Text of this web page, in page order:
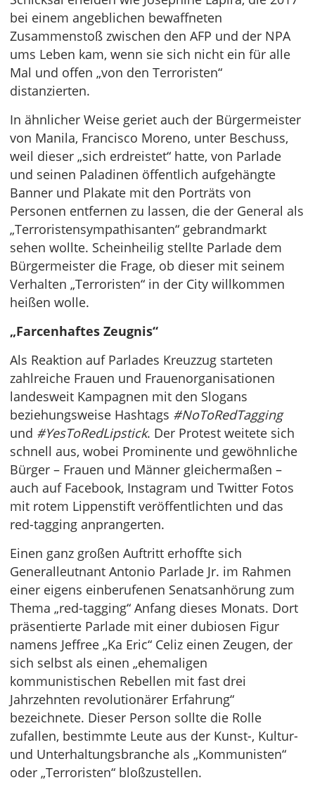
bei einem angeblichen bewaffneten
Zusammenstoß zwischen den AFP und der NPA
ums Leben kam, wenn sie sich nicht ein für alle
Mal und offen „von den Terroristen“
distanzierten.
In ähnlicher Weise geriet auch der Bürgermeister
von Manila, Francisco Moreno, unter Beschuss,
weil dieser „sich erdreistet“ hatte, von Parlade
und seinen Paladinen öffentlich aufgehängte
Banner und Plakate mit den Porträts von
Personen entfernen zu lassen, die der General als
„Terroristensympathisanten“ gebrandmarkt
sehen wollte. Scheinheilig stellte Parlade dem
Bürgermeister die Frage, ob dieser mit seinem
Verhalten „Terroristen“ in der City willkommen
heißen wolle.
„Farcenhaftes Zeugnis“
Als Reaktion auf Parlades Kreuzzug starteten
zahlreiche Frauen und Frauenorganisationen
landesweit Kampagnen mit den Slogans
beziehungsweise Hashtags #NoToRedTagging
und #YesToRedLipstick. Der Protest weitete sich
schnell aus, wobei Prominente und gewöhnliche
Bürger – Frauen und Männer gleichermaßen –
auch auf Facebook, Instagram und Twitter Fotos
mit rotem Lippenstift veröffentlichten und das
red-tagging anprangerten.
Einen ganz großen Auftritt erhoffte sich
Generalleutnant Antonio Parlade Jr. im Rahmen
einer eigens einberufenen Senatsanhörung zum
Thema „red-tagging“ Anfang dieses Monats. Dort
präsentierte Parlade mit einer dubiosen Figur
namens Jeffree „Ka Eric“ Celiz einen Zeugen, der
sich selbst als einen „ehemaligen
kommunistischen Rebellen mit fast drei
Jahrzehnten revolutionärer Erfahrung“
bezeichnete. Dieser Person sollte die Rolle
zufallen, bestimmte Leute aus der Kunst-, Kultur-
und Unterhaltungsbranche als „Kommunisten“
oder „Terroristen“ bloßzustellen.